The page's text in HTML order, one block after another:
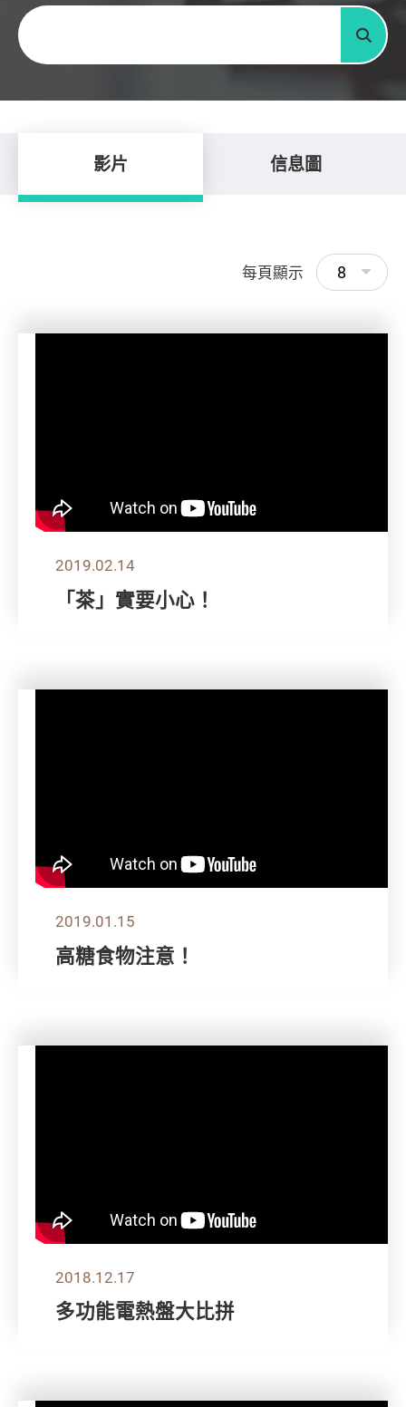
關鍵字
搜尋
影片 信息圖
每頁顯示 8
2019.02.14
「茶」實要小心！
2019.01.15
高糖食物注意！
2018.12.17
多功能電熱盤大比拼